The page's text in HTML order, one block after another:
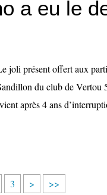
a eu le
joli présent offert aux
du club de Vertou
après 4 ans
3 > >>